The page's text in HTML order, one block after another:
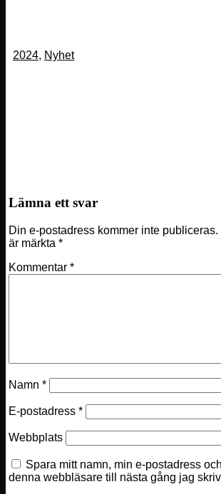
2024, Nyhet
Lämna ett svar
Din e-postadress kommer inte publiceras.
är märkta*
Kommentar*
Namn*
E-postadress*
Webbplats
Spara mitt namn, min e-postadress
denna webbläsare till nästa gång jag